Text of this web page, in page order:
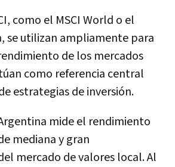
como el MSCI World o el
se utilizan ampliamente para
de los mercados
como referencia central
estrategias de inversión.
mide el rendimiento
mediana y gran
mercado de valores local. Al